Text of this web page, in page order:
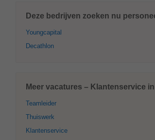
Deze bedrijven zoeken nu
Youngcapital
Decathlon
Meer vacatures – Klantenservice
Teamleider
Thuiswerk
Klantenservice